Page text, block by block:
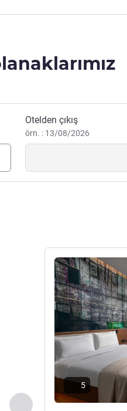
yaptırın
Otelden çıkış
örn. : 13/08/2026
Önceki - Oda
Ayrıntıları göster
5